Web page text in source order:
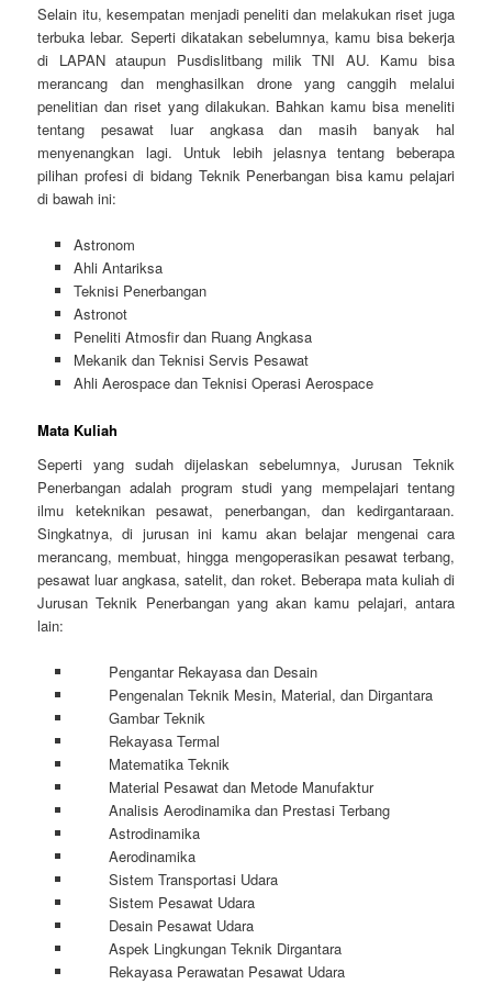
Selain itu, kesempatan menjadi peneliti dan melakukan riset juga
terbuka lebar. Seperti dikatakan sebelumnya, kamu bisa bekerja
di LAPAN ataupun Pusdislitbang milik TNI AU. Kamu bisa
merancang dan menghasilkan drone yang canggih melalui
penelitian dan riset yang dilakukan. Bahkan kamu bisa meneliti
tentang pesawat luar angkasa dan masih banyak hal
menyenangkan lagi. Untuk lebih jelasnya tentang beberapa
pilihan profesi di bidang Teknik Penerbangan bisa kamu pelajari
di bawah ini:
Astronom
Ahli Antariksa
Teknisi Penerbangan
Astronot
Peneliti Atmosfir dan Ruang Angkasa
Mekanik dan Teknisi Servis Pesawat
Ahli Aerospace dan Teknisi Operasi Aerospace
Mata Kuliah
Seperti yang sudah dijelaskan sebelumnya, Jurusan Teknik
Penerbangan adalah program studi yang mempelajari tentang
ilmu keteknikan pesawat, penerbangan, dan kedirgantaraan.
Singkatnya, di jurusan ini kamu akan belajar mengenai cara
merancang, membuat, hingga mengoperasikan pesawat terbang,
pesawat luar angkasa, satelit, dan roket. Beberapa mata kuliah di
Jurusan Teknik Penerbangan yang akan kamu pelajari, antara
lain:
Pengantar Rekayasa dan Desain
Pengenalan Teknik Mesin, Material, dan Dirgantara
Gambar Teknik
Rekayasa Termal
Matematika Teknik
Material Pesawat dan Metode Manufaktur
Analisis Aerodinamika dan Prestasi Terbang
Astrodinamika
Aerodinamika
Sistem Transportasi Udara
Sistem Pesawat Udara
Desain Pesawat Udara
Aspek Lingkungan Teknik Dirgantara
Rekayasa Perawatan Pesawat Udara